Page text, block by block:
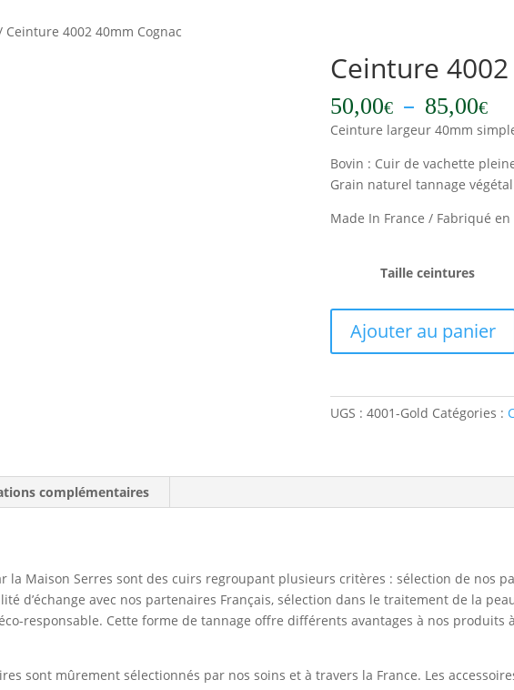
Ceinture 4002 40mm Cognac
Ceinture
50,00€ – 85,00€
de
à
Ceinture largeur 40mm
Bovin : Cuir de vachette
Grain naturel tannage végétal
Made In France / Fabriqué en
Taille ceintures
40mm
Cognac
Ajouter au panier
UGS : 4001-Gold Catégories :
complémentaires
la Maison Serres sont des cuirs regroupant plusieurs critères : sélection de nos
d’échange avec nos partenaires Français, sélection dans le traitement de la
responsable. Cette forme de tannage offre différents avantages à nos produits
sont mûrement sélectionnés par nos soins et à travers la France. Les